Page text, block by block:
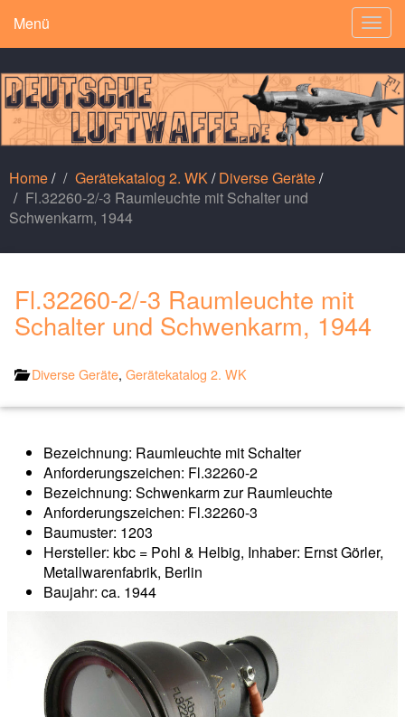
Menü
Home/ Gerätekatalog 2. WK/Diverse Geräte/
Fl.32260-2/-3 Raumleuchte mit Schalter und
Schwenkarm, 1944
Fl.32260-2/-3 Raumleuchte mit
Schalter und Schwenkarm, 1944
Diverse Geräte, Gerätekatalog 2. WK
Bezeichnung: Raumleuchte mit Schalter
Anforderungszeichen: Fl.32260-2
Bezeichnung: Schwenkarm zur Raumleuchte
Anforderungszeichen: Fl.32260-3
Baumuster: 1203
Hersteller: kbc = Pohl & Helbig, Inhaber: Ernst Görler,
Metallwarenfabrik, Berlin
Baujahr: ca. 1944